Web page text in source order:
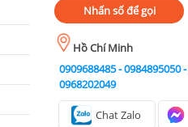
Nhấn số để gọi
Hồ Chí Minh
0909688485-0984895050-
0968202049
Chat Zalo